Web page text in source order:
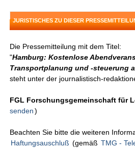
JURISTISCHES ZU DIESER
Die Pressemitteilung mit dem Titel:
"Hamburg: Kostenlose
Transportplanung und -steuerung
steht unter der journalistisch-
FGL Forschungsgemeinschaft für
senden )
Beachten Sie bitte die weiteren
Haftungsauschluß (gemäß TMG -